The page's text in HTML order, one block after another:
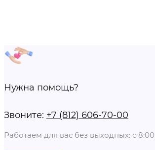
Нужна помощь?
Звоните: +7 (812) 606-70-00
Работаем для вас без выходных: с